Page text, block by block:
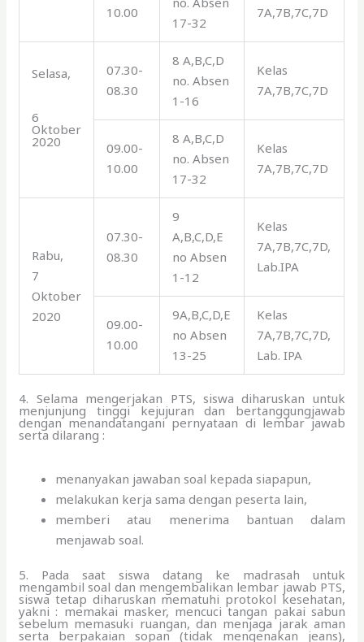
10.00
17-32
7A,7B,7C,7D
Selasa,
6
Oktober
2020
07.30-
08.30
8 A,B,C,D
no. Absen
1-16
Kelas
7A,7B,7C,7D
09.00-
10.00
8 A,B,C,D
no. Absen
17-32
Kelas
7A,7B,7C,7D
Rabu,
7
Oktober
2020
07.30-
08.30
9
A,B,C,D,E
no Absen
1-12
Kelas
7A,7B,7C,7D,
Lab.IPA
09.00-
10.00
9A,B,C,D,E
no Absen
13-25
Kelas
7A,7B,7C,7D,
Lab. IPA
4. Selama mengerjakan PTS, siswa diharuskan untuk
menjunjung tinggi kejujuran dan bertanggungjawab
dengan menandatangani pernyataan di lembar jawab
serta dilarang :
menanyakan jawaban soal kepada siapapun,
melakukan kerja sama dengan peserta lain,
memberi atau menerima bantuan dalam
menjawab soal.
5. Pada saat siswa datang ke madrasah untuk
mengambil soal dan mengembalikan lembar jawab PTS,
siswa tetap diharuskan mematuhi protokol kesehatan,
yakni : memakai masker, mencuci tangan pakai sabun
sebelum memasuki ruangan, dan menjaga jarak aman
serta berpakaian sopan (tidak mengenakan jeans),